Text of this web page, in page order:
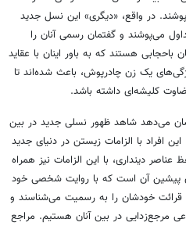
در واقع، «دیگری» این نسل جدید
می‌پوشند و گفتمان رسمی آنان را
هستند که به باور اینان با عقاید
یک زن چادرپوش، باعث شده‌اند تا
کلیشه‌ای داشته باشد.
می‌دهد شاهد ظهور نسلی جدید در بین
افراد با الزامات زیستن در دنیای جدید
دینداری، با این الزامات نیز همراه
پیشین آن است که با روایت شخصی خود
قرائت خودشان را به رسمیت می‌شناسند و
مرجع‌زدایی در بین آنان هستیم. مراجع